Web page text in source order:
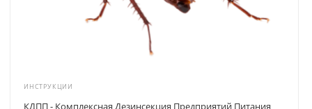
ИНСТРУКЦИИ
КДПП - Комплексная Дезинсекция Предприятий Питания